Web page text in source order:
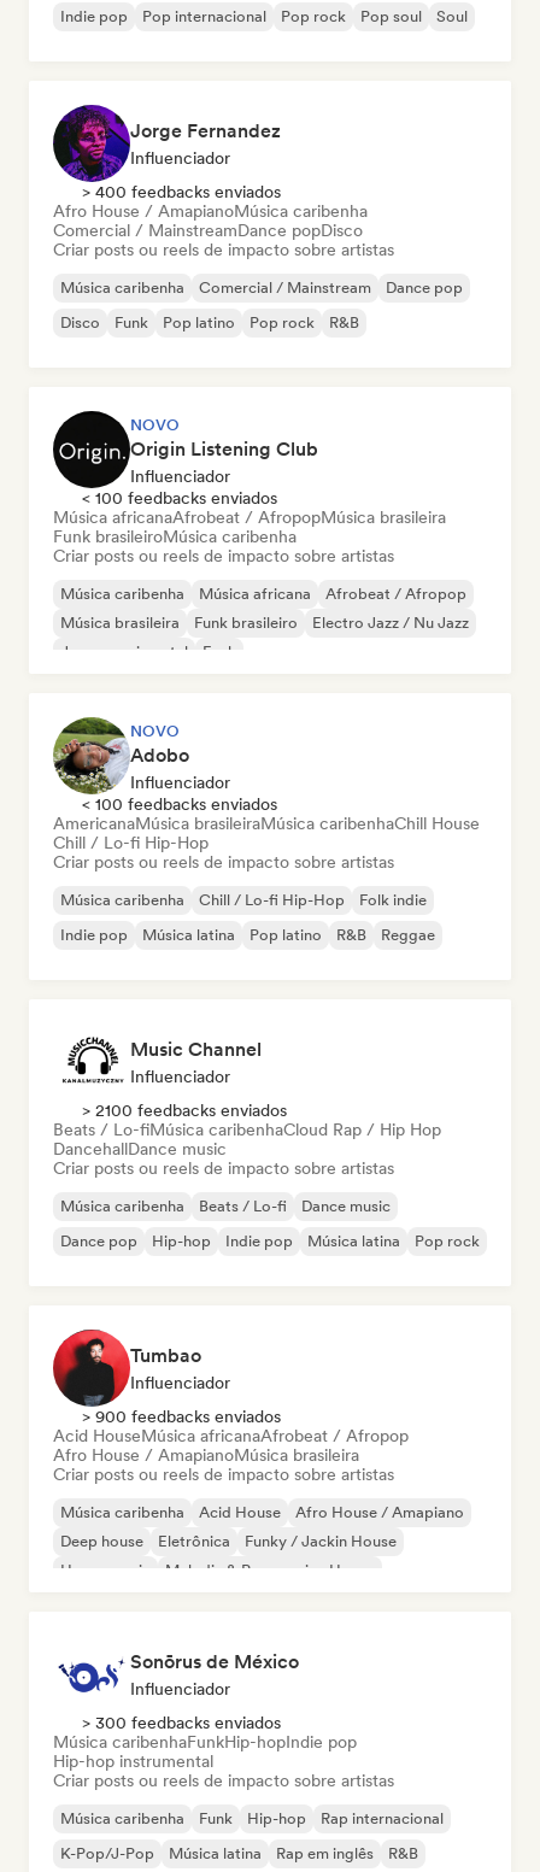
Indie pop Pop internacional Pop rock Pop soul Soul
Jorge Fernandez
Influenciador
> 400 feedbacks enviados
Afro House / AmapianoMúsica caribenha
Comercial / MainstreamDance popDisco
Criar posts ou reels de impacto sobre artistas
Música caribenha Comercial / Mainstream
Dance pop
Disco
Funk Pop latino Pop rock R&B
NOVO
Origin Listening Club
Influenciador
< 100 feedbacks enviados
Música africanaAfrobeat / AfropopMúsica brasileira
Funk brasileiroMúsica caribenha
Criar posts ou reels de impacto sobre artistas
Música caribenha Música africana
Afrobeat / Afropop
Música brasileira
Funk brasileiro
Electro Jazz / Nu Jazz
Jazz experimental
Funk
NOVO
Adobo
Influenciador
< 100 feedbacks enviados
AmericanaMúsica brasileiraMúsica caribenhaChill House
Chill / Lo-fi Hip-Hop
Criar posts ou reels de impacto sobre artistas
Música caribenha Chill / Lo-fi Hip-Hop
Folk indie
Indie pop
Música latina Pop latino R&B Reggae
Music Channel
Influenciador
> 2100 feedbacks enviados
Beats / Lo-fiMúsica caribenhaCloud Rap / Hip Hop
DancehallDance music
Criar posts ou reels de impacto sobre artistas
Música caribenha Beats / Lo-fi
Dance music
Dance pop
Hip-hop Indie pop Música latina Pop rock
Tumbao
Influenciador
> 900 feedbacks enviados
Acid HouseMúsica africanaAfrobeat / Afropop
Afro House / AmapianoMúsica brasileira
Criar posts ou reels de impacto sobre artistas
Música caribenha Acid House
Afro House / Amapiano
Deep house
Eletrônica
Funky / Jackin House
House music
Melodic & Progressive House
Sonōrus de México
Influenciador
> 300 feedbacks enviados
Música caribenhaFunkHip-hopIndie pop
Hip-hop instrumental
Criar posts ou reels de impacto sobre artistas
Música caribenha Funk Hip-hop
Rap internacional
K-Pop/J-Pop
Música latina Rap em inglês R&B